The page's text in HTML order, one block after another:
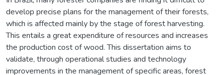
develop precise plans for the management of their forests,
which is affected mainly by the stage of forest harvesting.
This entails a great expenditure of resources and increases
the production cost of wood. This dissertation aims to
validate, through operational studies and technology
improvements in the management of specific areas, forest